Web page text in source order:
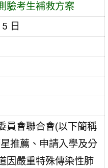
驗考生補救方案
日
員會聯合會(以下簡稱
推薦、申請入學及分
因嚴重特殊傳染性肺